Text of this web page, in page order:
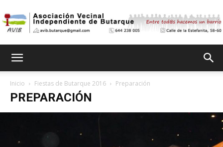
Inicio Fiestas de Butarque 2016 Preparación
PREPARACIÓN